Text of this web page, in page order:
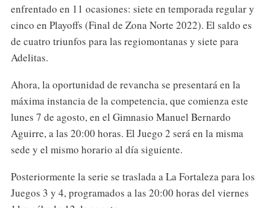
enfrentado en 11 ocasiones: siete en temporada regular y
cinco en Playoffs (Final de Zona Norte 2022). El saldo es
de cuatro triunfos para las regiomontanas y siete para
Adelitas.
Ahora, la oportunidad de revancha se presentará en la
máxima instancia de la competencia, que comienza este
lunes 7 de agosto, en el Gimnasio Manuel Bernardo
Aguirre, a las 20:00 horas. El Juego 2 será en la misma
sede y el mismo horario al día siguiente.
Posteriormente la serie se traslada a La Fortaleza para los
Juegos 3 y 4, programados a las 20:00 horas del viernes